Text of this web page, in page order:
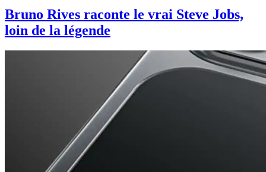
Bruno Rives raconte le vrai Steve Jobs,
loin de la légende